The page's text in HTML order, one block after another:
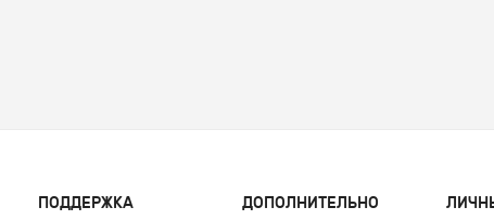
ПОДДЕРЖКА ДОПОЛНИТЕЛЬНО